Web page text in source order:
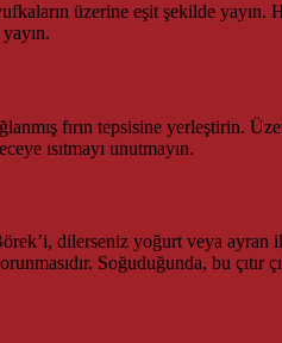
yufkaların üzerine eşit şekilde
fırın tepsisine yerleştirin.
ısıtmayı unutmayın.
dilerseniz yoğurt veya
Soğuduğunda, bu çıtır